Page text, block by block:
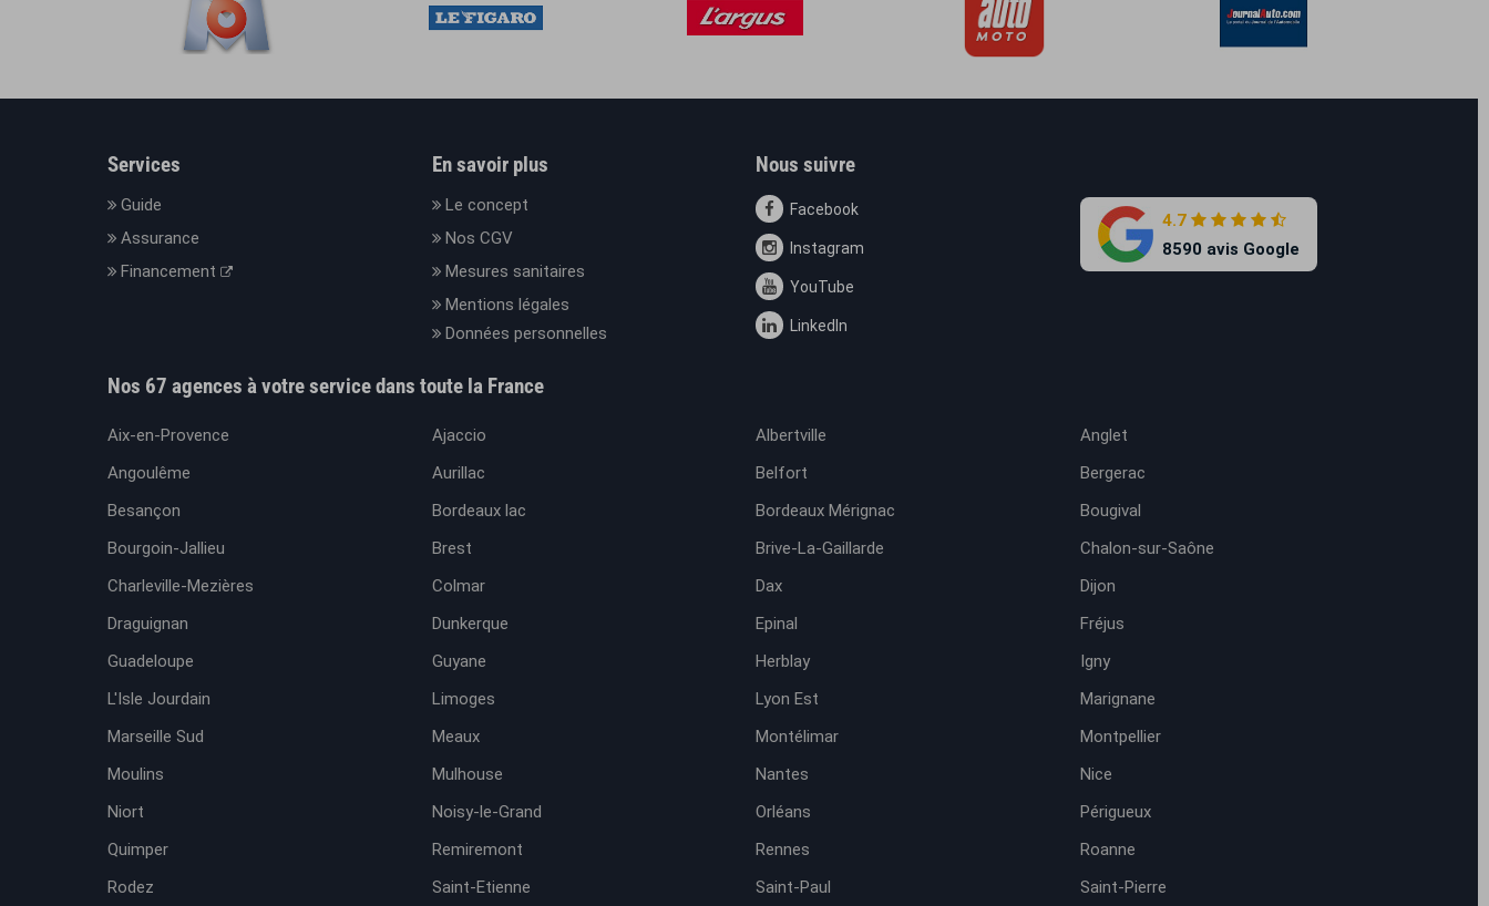
Services
Guide
Assurance
Financement
En savoir plus
Le concept
Nos CGV
Mesures sanitaires
Mentions légales
Données personnelles
Nous suivre
Facebook
Instagram
YouTube
LinkedIn
4.7
8590 avis Google
Nos 67 agences à votre service dans toute la France
Aix-en-Provence Ajaccio Albertville
Anglet
Angoulême
Aurillac Belfort
Bergerac
Besançon
Bordeaux lac Bordeaux Mérignac
Bougival
Bourgoin-Jallieu
Brest Brive-La-Gaillarde
Chalon-sur-Saône
Charleville-Mezières
Colmar Dax
Dijon
Draguignan
Dunkerque Epinal
Fréjus
Guadeloupe
Guyane Herblay
Igny
L'Isle Jourdain
Limoges Lyon Est
Marignane
Marseille Sud
Meaux Montélimar
Montpellier
Moulins
Mulhouse Nantes
Nice
Niort
Noisy-le-Grand Orléans
Périgueux
Quimper
Remiremont Rennes
Roanne
Rodez
Saint-Etienne Saint-Paul Saint-Pierre